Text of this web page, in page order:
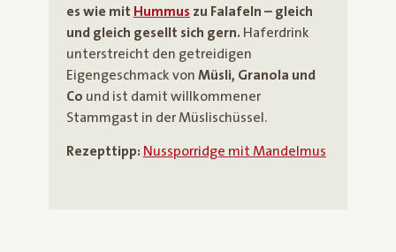
es wie mit Hummus zu Falafeln – gleich
und gleich gesellt sich gern. Haferdrink
unterstreicht den getreidigen
Eigengeschmack von Müsli, Granola und
Co und ist damit willkommener
Stammgast in der Müslischüssel.
Rezepttipp: Nussporridge mit Mandelmus